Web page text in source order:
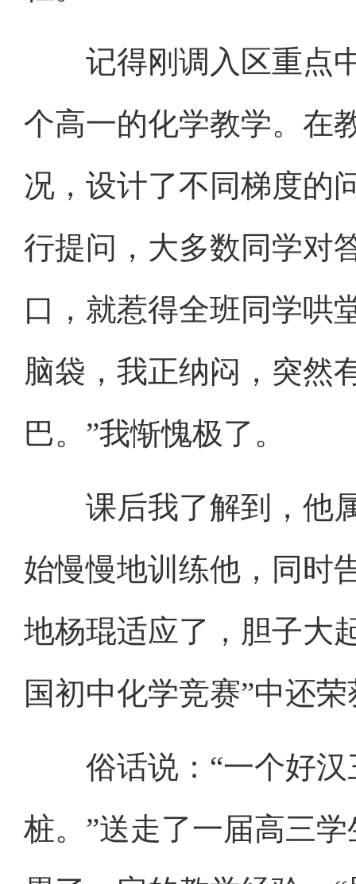
记得刚调入区重点中
个高一的化学教学。在
况，设计了不同梯度的
行提问，大多数同学对
口，就惹得全班同学哄
脑袋，我正纳闷，突然
巴。”我惭愧极了。
课后我了解到，他属
始慢慢地训练他，同时
地杨琨适应了，胆子大
国初中化学竞赛”中还
俗话说：“一个好汉
桩。”送走了一届高三